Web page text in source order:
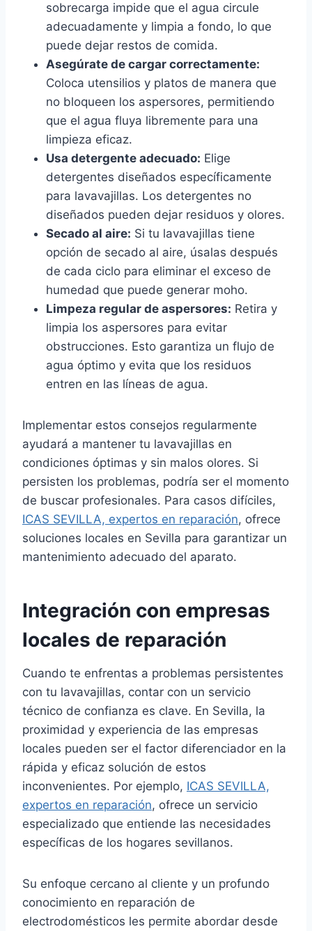
sobrecarga impide que el agua circule
adecuadamente y limpia a fondo, lo que
puede dejar restos de comida.
Asegúrate de cargar correctamente:
Coloca utensilios y platos de manera que
no bloqueen los aspersores, permitiendo
que el agua fluya libremente para una
limpieza eficaz.
Usa detergente adecuado: Elige
detergentes diseñados específicamente
para lavavajillas. Los detergentes no
diseñados pueden dejar residuos y olores.
Secado al aire: Si tu lavavajillas tiene
opción de secado al aire, úsalas después
de cada ciclo para eliminar el exceso de
humedad que puede generar moho.
Limpeza regular de aspersores: Retira y
limpia los aspersores para evitar
obstrucciones. Esto garantiza un flujo de
agua óptimo y evita que los residuos
entren en las líneas de agua.
Implementar estos consejos regularmente
ayudará a mantener tu lavavajillas en
condiciones óptimas y sin malos olores. Si
persisten los problemas, podría ser el momento
de buscar profesionales. Para casos difíciles,
ICAS SEVILLA, expertos en reparación, ofrece
soluciones locales en Sevilla para garantizar un
mantenimiento adecuado del aparato.
Integración con empresas
locales de reparación
Cuando te enfrentas a problemas persistentes
con tu lavavajillas, contar con un servicio
técnico de confianza es clave. En Sevilla, la
proximidad y experiencia de las empresas
locales pueden ser el factor diferenciador en la
rápida y eficaz solución de estos
inconvenientes. Por ejemplo, ICAS SEVILLA,
expertos en reparación, ofrece un servicio
especializado que entiende las necesidades
específicas de los hogares sevillanos.
Su enfoque cercano al cliente y un profundo
conocimiento en reparación de
electrodomésticos les permite abordar desde